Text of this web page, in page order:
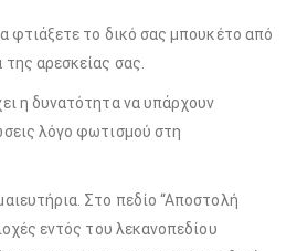
φτιάξετε το δικό σας μπουκέτο από
αρεσκείας σας.
η δυνατότητα να υπάρχουν
λόγο φωτισμού στη
Στο πεδίο “Αποστολή
εντός του λεκανοπεδίου